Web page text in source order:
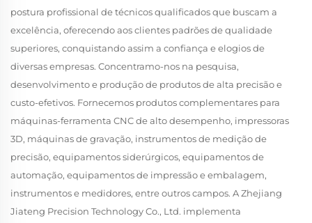
postura profissional de técnicos qualificados que buscam a
excelência, oferecendo aos clientes padrões de qualidade
superiores, conquistando assim a confiança e elogios de
diversas empresas. Concentramo-nos na pesquisa,
desenvolvimento e produção de produtos de alta precisão e
custo-efetivos. Fornecemos produtos complementares para
máquinas-ferramenta CNC de alto desempenho, impressoras
3D, máquinas de gravação, instrumentos de medição de
precisão, equipamentos siderúrgicos, equipamentos de
automação, equipamentos de impressão e embalagem,
instrumentos e medidores, entre outros campos. A Zhejiang
Jiateng Precision Technology Co., Ltd. implementa